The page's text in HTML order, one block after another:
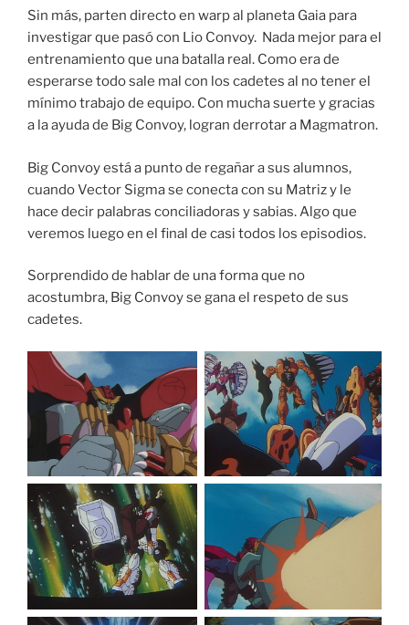
Sin más, parten directo en warp al planeta Gaia para
investigar que pasó con Lio Convoy. Nada mejor para el
entrenamiento que una batalla real. Como era de
esperarse todo sale mal con los cadetes al no tener el
mínimo trabajo de equipo. Con mucha suerte y gracias
a la ayuda de Big Convoy, logran derrotar a Magmatron.
Big Convoy está a punto de regañar a sus alumnos,
cuando Vector Sigma se conecta con su Matriz y le
hace decir palabras conciliadoras y sabias. Algo que
veremos luego en el final de casi todos los episodios.
Sorprendido de hablar de una forma que no
acostumbra, Big Convoy se gana el respeto de sus
cadetes.